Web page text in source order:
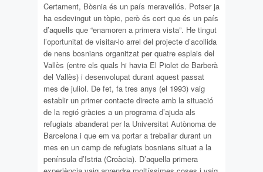
Certament, Bòsnia és un país meravellós. Potser ja
ha esdevingut un tòpic, però és cert que és un país
d’aquells que “enamoren a primera vista”. He tingut
l’oportunitat de visitar-lo arrel del projecte d’acollida
de nens bosnians organitzat per quatre esplais del
Vallès (entre els quals hi havia El Piolet de Barberà
del Vallès) i desenvolupat durant aquest passat
mes de juliol. De fet, fa tres anys (el 1993) vaig
establir un primer contacte directe amb la situació
de la regió gràcies a un programa d’ajuda als
refugiats abanderat per la Universitat Autònoma de
Barcelona i que em va portar a treballar durant un
mes en un camp de refugiats bosnians situat a la
península d’Istria (Croàcia). D’aquella primera